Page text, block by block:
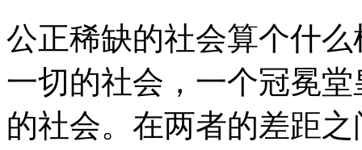
公正稀缺的社会算个什
一切的社会，一个冠冕
的社会。在两者的差距